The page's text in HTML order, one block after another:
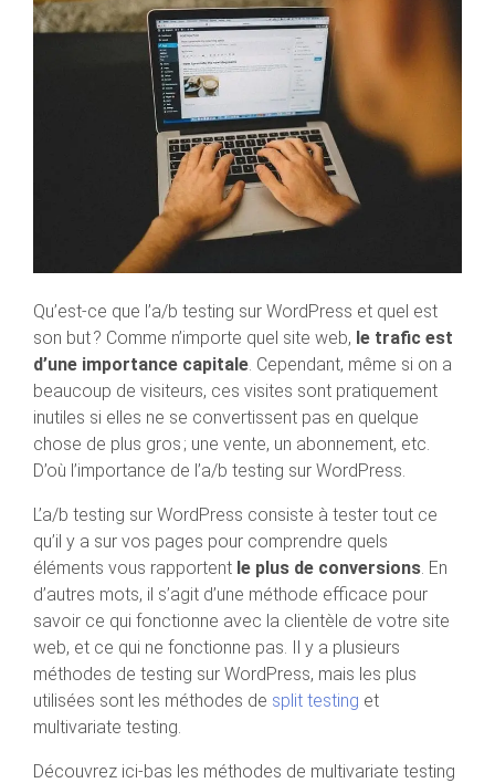
Qu’est-ce que l’a/b testing sur WordPress et quel est
son but ? Comme n’importe quel site web, le trafic est
d’une importance capitale . Cependant, même si on a
beaucoup de visiteurs, ces visites sont pratiquement
inutiles si elles ne se convertissent pas en quelque
chose de plus gros ; une vente, un abonnement, etc.
D’où l’importance de l’a/b testing sur WordPress.
L’a/b testing sur WordPress consiste à tester tout ce
qu’il y a sur vos pages pour comprendre quels
éléments vous rapportent le plus de conversions . En
d’autres mots, il s’agit d’une méthode efficace pour
savoir ce qui fonctionne avec la clientèle de votre site
web, et ce qui ne fonctionne pas. Il y a plusieurs
méthodes de testing sur WordPress, mais les plus
utilisées sont les méthodes de split testing et
multivariate testing.
Découvrez ici-bas les méthodes de multivariate testing